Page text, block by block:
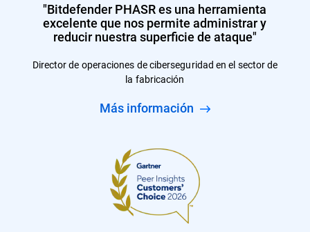
"Bitdefender PHASR es una herramienta
excelente que nos permite administrar y
reducir nuestra superficie de ataque"
Director de operaciones de ciberseguridad en el sector de
la fabricación
Más información